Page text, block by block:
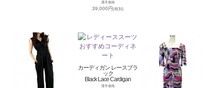
通常価格
39,000円(税別)
カーディガン レースブラ
ック
Black Lace Cardigan
通常価格